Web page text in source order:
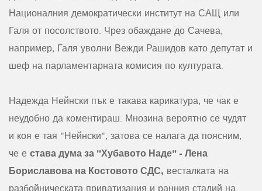
Националния демократически институт на САЩ или
Галя от посолството. Чрез обаждане до Сачева,
например, Галя уволни Вежди Рашидов като депутат и
шеф на парламентарната комисия по културата.
Надежда Нейнски пък е такава карикатура, че чак е
неудобно да коментираш. Мнозина вероятно се чудят
и коя е тая "Нейнски", затова се налага да поясним,
че е става дума за "Хубавото Наде" - Лена
Бориславова на Костовото СДС, весталката на
разбойническата приватизация и ранния стадий на